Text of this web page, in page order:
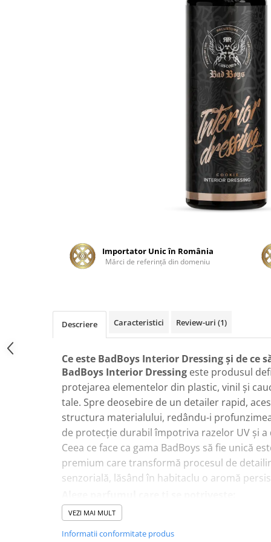
Tratamente şi Întreţinere
Plastice
Recondiţionare Piele
Mănuşi Spălare
Prosoape Uscare
Aplicatoare Microfibră
Accesorii Detailing Auto
Pulverizatoare
Importator Unic în România
Mărci de referinţă din domeniu
Descriere Caracteristici Review-uri (1)
Ce este BadBoys Interior Dressing și de ce
BadBoys Interior Dressing este produsul
protejarea elementelor din plastic, vinil și
tale. Spre deosebire de un detailer rapid,
structura materialului, redându-i
de protecție durabil împotriva razelor UV și
Ceea ce face ca gama BadBoys să fie unică
premium care transformă procesul de
senzorială, lăsând în habitaclu o aromă
Cola:Aroma clasică, energizantă și
Cookies:Note dulci, calde, de biscuiți
Bubble Gum:Mirosul copilăriei, dulce și intens.
VEZI MAI MULT
Informatii conformitate produs